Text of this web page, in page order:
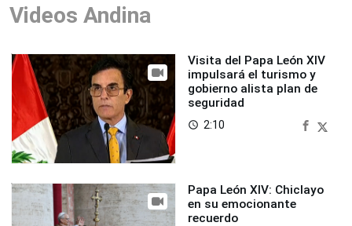
Videos Andina
Visita del Papa León XIV
impulsará el turismo y
gobierno alista plan de
seguridad
access_time 2:10
Papa León XIV: Chiclayo
en su emocionante
recuerdo